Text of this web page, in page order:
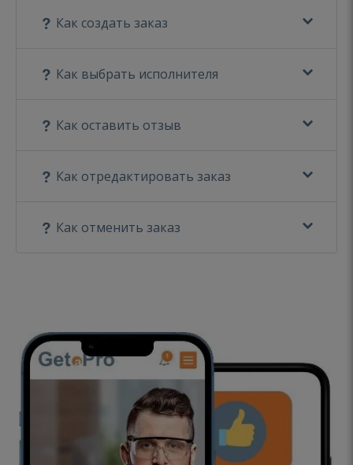
Как создать заказ
Как выбрать исполнителя
Как оставить отзыв
Как отредактировать заказ
Как отменить заказ